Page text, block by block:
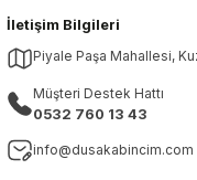
İletişim Bilgileri
Piyale Paşa Mahallesi,
Müşteri Destek Hattı
0532 760 13 43
info@dusakabincim.com